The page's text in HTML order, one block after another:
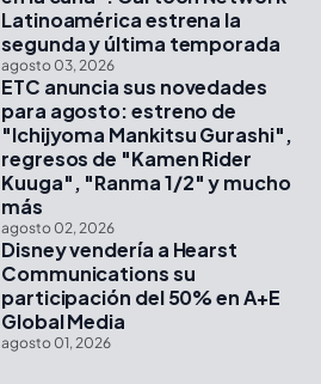
Latinoamérica estrena la
segunda y última temporada
agosto 03, 2026
ETC anuncia sus novedades
para agosto: estreno de
"Ichijyoma Mankitsu Gurashi",
regresos de "Kamen Rider
Kuuga", "Ranma 1/2" y mucho
más
agosto 02, 2026
Disney vendería a Hearst
Communications su
participación del 50% en A+E
Global Media
agosto 01, 2026